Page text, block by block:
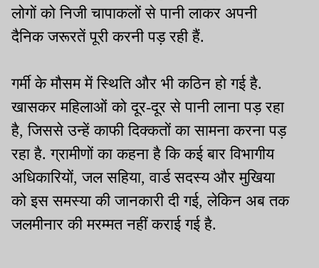
लोगों को निजी चापाकलों से पानी लाकर अपनी
दैनिक जरूरतें पूरी करनी पड़ रही हैं.
गर्मी के मौसम में स्थिति और भी कठिन हो गई है.
खासकर महिलाओं को दूर-दूर से पानी लाना पड़ रहा
है, जिससे उन्हें काफी दिक्कतों का सामना करना पड़
रहा है. ग्रामीणों का कहना है कि कई बार विभागीय
अधिकारियों, जल सहिया, वार्ड सदस्य और मुखिया
को इस समस्या की जानकारी दी गई, लेकिन अब तक
जलमीनार की मरम्मत नहीं कराई गई है.